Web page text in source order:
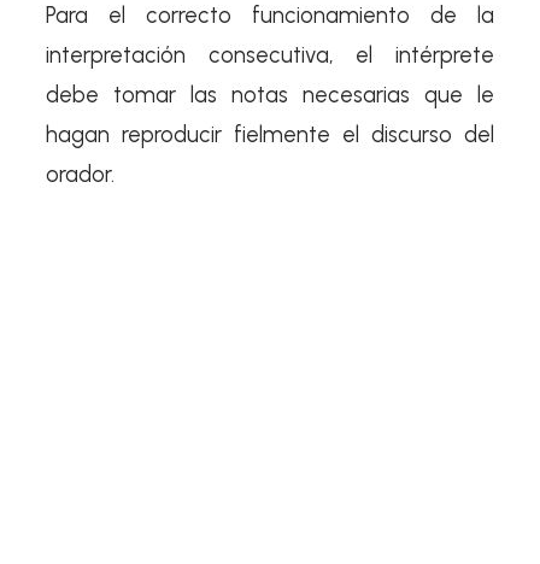
Para el correcto funcionamiento de la
interpretación consecutiva, el intérprete
debe tomar las notas necesarias que le
hagan reproducir fielmente el discurso del
orador.